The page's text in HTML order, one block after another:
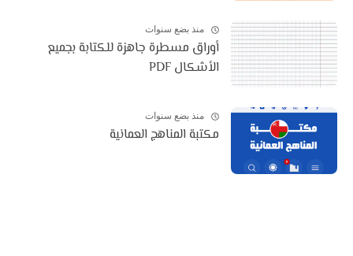
منذ بضع سنوات
أوراق مسطرة جاهزة للكتابة بجميع
الأشكال PDF
منذ بضع سنوات
مكتبة المناهج العمانية